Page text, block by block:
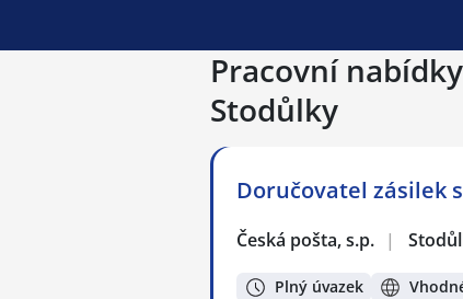
Pracovní
Stodůlky
Doručovatel zásilek
Česká pošta, s.p. |
Plný úvazek